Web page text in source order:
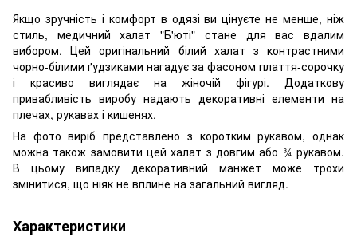
Якщо зручність і комфорт в одязі ви цінуєте не менше, ніж
стиль, медичний халат "Б'юті" стане для вас вдалим
вибором. Цей оригінальний білий халат з контрастними
чорно-білими ґудзиками нагадує за фасоном плаття-сорочку
і красиво виглядає на жіночій фігурі. Додаткову
привабливість виробу надають декоративні елементи на
плечах, рукавах і кишенях.
На фото виріб представлено з коротким рукавом, однак
можна також замовити цей халат з довгим або ¾ рукавом.
В цьому випадку декоративний манжет може трохи
змінитися, що ніяк не вплине на загальний вигляд.
Характеристики